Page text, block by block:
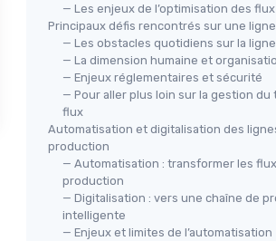
— Les enjeux de l’optimisation des
Principaux défis rencontrés sur une
— Les obstacles quotidiens sur la
— La dimension humaine et
— Enjeux réglementaires et sécurité
— Pour aller plus loin sur la gestion du
flux
Automatisation et digitalisation des
production
— Automatisation : transformer les
production
— Digitalisation : vers une chaîne de
intelligente
— Enjeux et limites de l’automatisation